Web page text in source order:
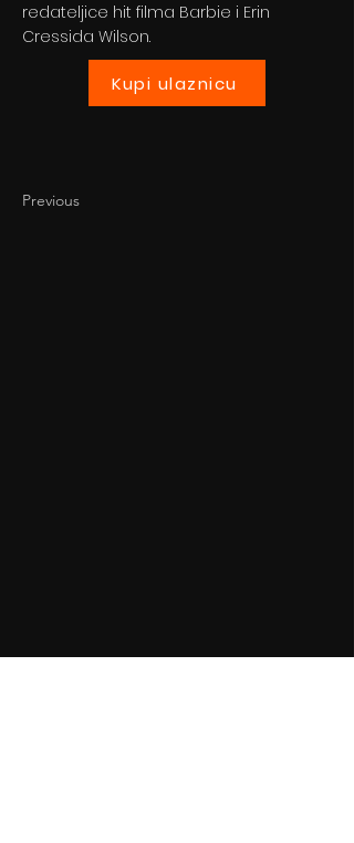
redateljice hit filma Barbie i Erin
Cressida Wilson.
Kupi ulaznicu
Previous